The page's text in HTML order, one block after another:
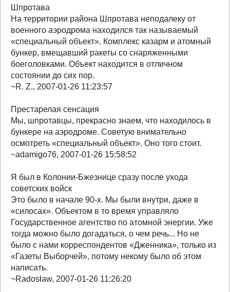
Шпротава
На территории района Шпротава неподалеку от
военного аэродрома находился так называемый
«специальный объект». Комплекс казарм и атомный
бункер, вмещавший ракеты со снаряженными
боеголовками. Объект находится в отличном
состоянии до сих пор.
~R. Z., 2007-01-26 11:23:57
Престарелая сенсация
Мы, шпротавцы, прекрасно знаем, что находилось в
бункере на аэродроме. Советую внимательно
осмотреть «специальный объект». Оно того стоит.
~adamigo76, 2007-01-26 15:58:52
Я был в Колонии-Бжезнице сразу после ухода
советских войск
Это было в начале 90-х. Мы были внутри, даже в
«силосах». Объектом в то время управляло
Государственное агентство по атомной энергии. Уже
тогда можно было догадаться, о чем речь... Но не
было с нами корреспондентов «Дженника», только из
«Газеты Выборчей», потому некому было об этом
написать.
~Radosław, 2007-01-26 11:26:20